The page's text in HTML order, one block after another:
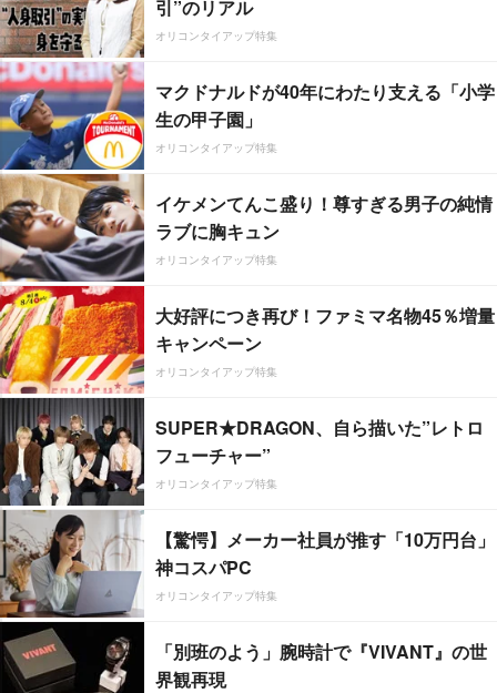
引”のリアル
オリコンタイアップ特集
マクドナルドが40年にわたり支える「小学
生の甲子園」
オリコンタイアップ特集
イケメンてんこ盛り！尊すぎる男子の純情
ラブに胸キュン
オリコンタイアップ特集
大好評につき再び！ファミマ名物45％増量
キャンペーン
オリコンタイアップ特集
SUPER★DRAGON、自ら描いた”レトロ
フューチャー”
オリコンタイアップ特集
【驚愕】メーカー社員が推す「10万円台」
神コスパPC
オリコンタイアップ特集
「別班のよう」腕時計で『VIVANT』の世
界観再現